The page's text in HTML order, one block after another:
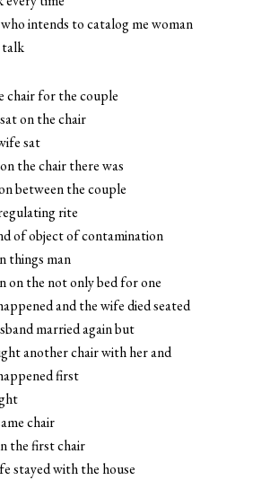
intends to catalog me woman
talk
chair for the couple
on the chair
sat
the chair there was
between the couple
rite
of object of contamination
things man
on the not only bed for one
and the wife died seated
married again but
another chair with her and
first
chair
the first chair
stayed with the house